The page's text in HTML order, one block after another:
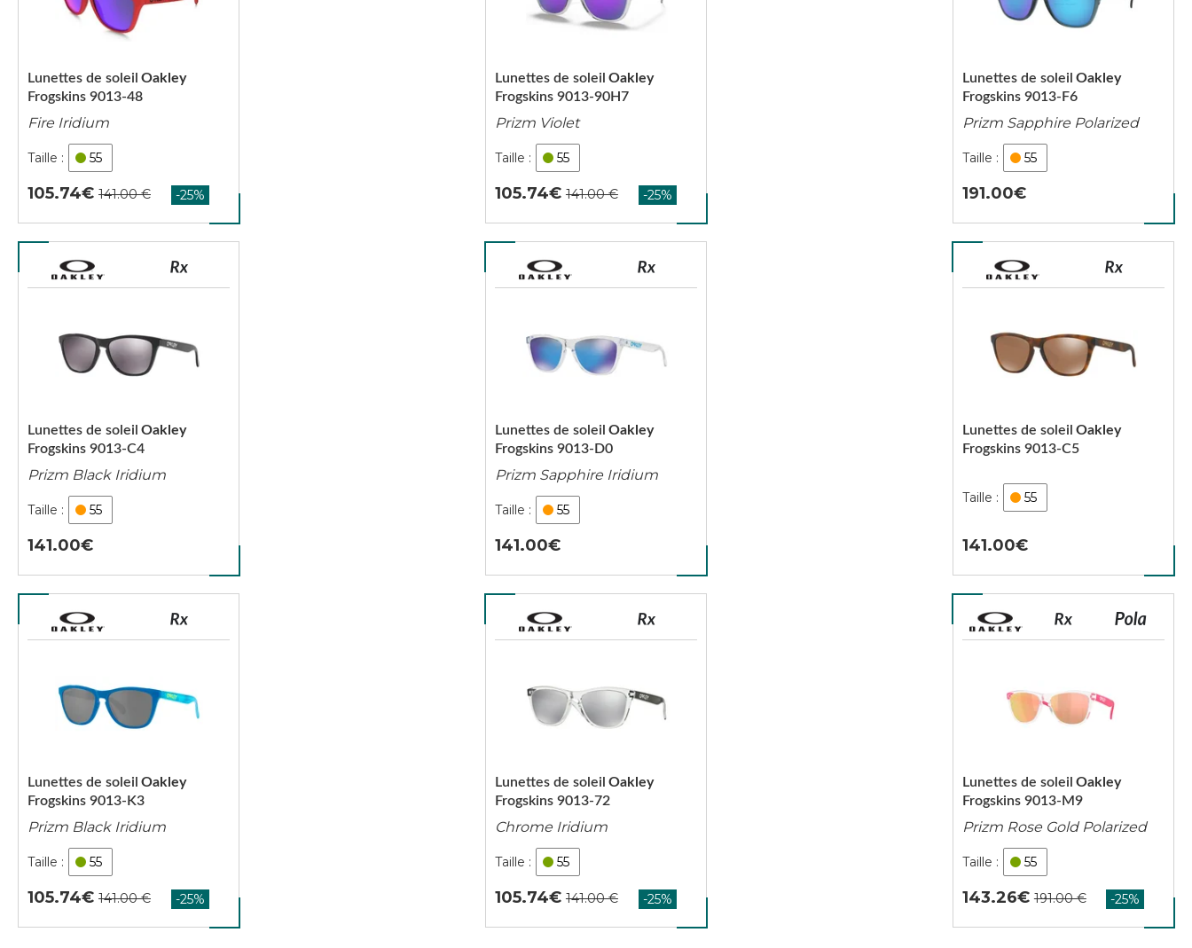
Frogskins 9013-48
Lunettes de soleil Oakley
Fire Iridium
55
105.74
Frogskins 9013-90H7
Lunettes de soleil Oakley
Prizm Violet
55
105.74
Frogskins 9013-F6
Lunettes de soleil Oakley
Prizm Sapphire Polarized
55
191.00
Frogskins 9013-C4
Lunettes de soleil Oakley
Prizm Black Iridium
55
141.00
Frogskins 9013-D0
Lunettes de soleil Oakley
Prizm Sapphire Iridium
55
141.00
Frogskins 9013-C5
Lunettes de soleil Oakley
55
141.00
Frogskins 9013-K3
Lunettes de soleil Oakley
Prizm Black Iridium
55
105.74
Frogskins 9013-72
Lunettes de soleil Oakley
Chrome Iridium
55
105.74
Frogskins 9013-M9
Lunettes de soleil Oakley
Prizm Rose Gold Polarized
55
143.26